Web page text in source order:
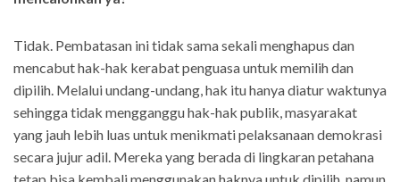
Tidak. Pembatasan ini tidak sama sekali menghapus dan
mencabut hak-hak kerabat penguasa untuk memilih dan
dipilih. Melalui undang-undang, hak itu hanya diatur waktunya
sehingga tidak mengganggu hak-hak publik, masyarakat
yang jauh lebih luas untuk menikmati pelaksanaan demokrasi
secara jujur adil. Mereka yang berada di lingkaran petahana